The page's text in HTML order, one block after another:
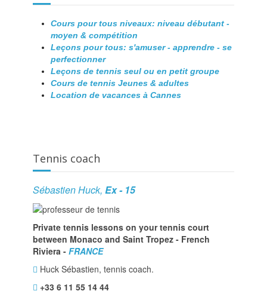
Cours pour tous niveaux: niveau débutant -
moyen & compétition
Leçons pour tous: s'amuser - apprendre - se
perfectionner
Leçons de tennis seul ou en petit groupe
Cours de tennis Jeunes & adultes
Location de vacances à Cannes
Tennis coach
Sébastien Huck, Ex - 15
Private tennis lessons on your tennis court
between Monaco and Saint Tropez - French
Riviera - FRANCE
Huck Sébastien, tennis coach.
+33 6 11 55 14 44